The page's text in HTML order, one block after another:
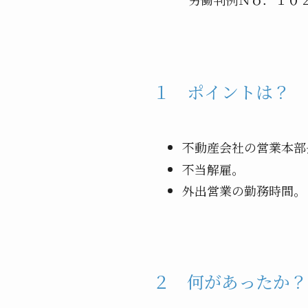
１ ポイントは？
不動産会社の営業本部
不当解雇。
外出営業の勤務時間。
２ 何があったか？